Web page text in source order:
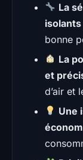
La
isolants
bonne
La
et
d’air et
Une